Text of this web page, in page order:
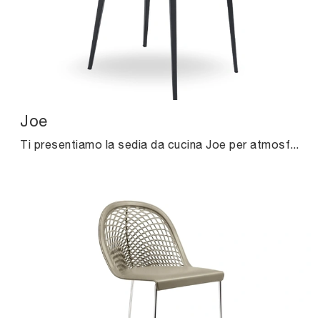
Joe
Ti presentiamo la sedia da cucina Joe per atmosfere moderne, tra le più originali Sedie fisse di Midj.